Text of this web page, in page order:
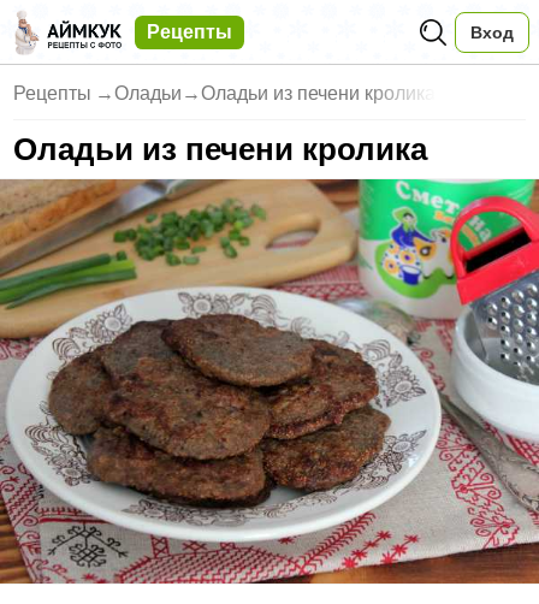
Рецепты Вход
Рецепты →Оладьи →Оладьи из печени кролика
Оладьи из печени кролика